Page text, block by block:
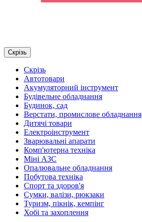
Скрізь
Скрізь
Автотовари
Акумуляторний інструмент
Будівельне обладнання
Будинок, сад
Верстати, промислове обладнання
Дитячі товари
Електроінструмент
Зварювальні апарати
Комп'ютерна техніка
Міні АЗС
Опалювальне обладнання
Побутова техніка
Спорт та здоров'я
Сумки, валізи, рюкзаки
Туризм, пікнік, кемпінг
Хобі та захоплення